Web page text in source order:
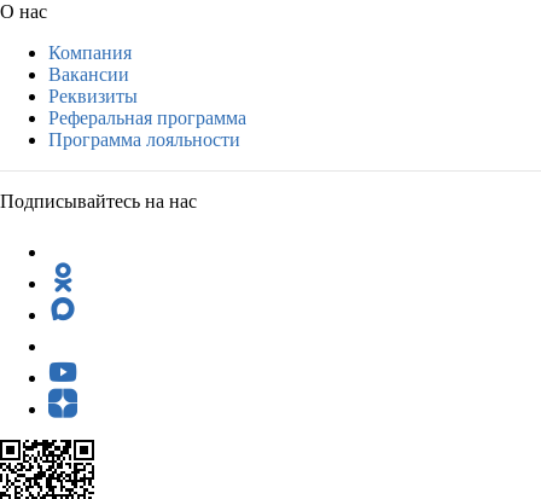
О нас
Компания
Вакансии
Реквизиты
Реферальная программа
Программа лояльности
Подписывайтесь на нас